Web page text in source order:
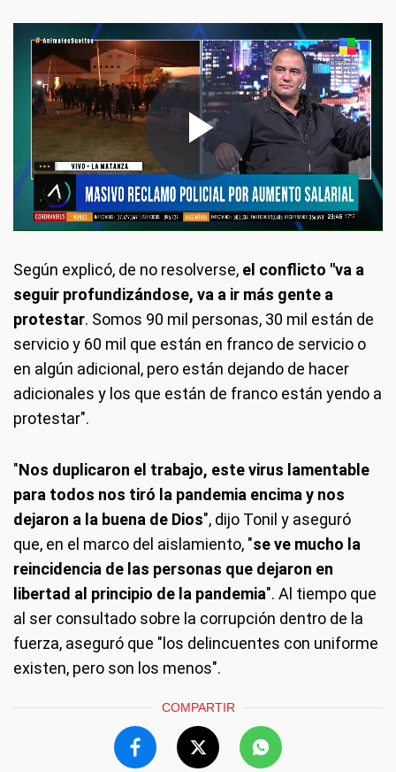
Según explicó, de no resolverse, el conflicto "va a
seguir profundizándose, va a ir más gente a
protestar. Somos 90 mil personas, 30 mil están de
servicio y 60 mil que están en franco de servicio o
en algún adicional, pero están dejando de hacer
adicionales y los que están de franco están yendo a
protestar".
"Nos duplicaron el trabajo, este virus lamentable
para todos nos tiró la pandemia encima y nos
dejaron a la buena de Dios", dijo Tonil y aseguró
que, en el marco del aislamiento, "se ve mucho la
reincidencia de las personas que dejaron en
libertad al principio de la pandemia". Al tiempo que
al ser consultado sobre la corrupción dentro de la
fuerza, aseguró que "los delincuentes con uniforme
existen, pero son los menos".
COMPARTIR